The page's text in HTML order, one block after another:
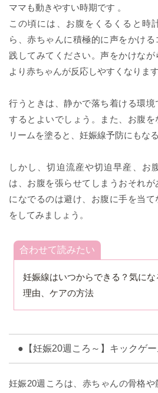
ママも動きやすい時期です 。
この頃には、お腹をくるくると時
ら、赤ちゃんに積極的に声をかけ
践してみてください。声をかけなが
より赤ちゃんが反応しやすくなります
行うときは、静かで落ち着ける環
するとよいでしょう。また、お腹
リームを塗ると、妊娠線予防にもな
しかし、切迫流産や切迫早産、お
は、お腹を張らせてしまうおそれ
になでるのは避け、お腹に手を当
をしてみましょう。
合わせて読みたい
妊娠線はいつからできる？気に
理由、ケアの方法
●【妊娠20週ころ～】キックゲ
妊娠20週ころは、赤ちゃんの骨格